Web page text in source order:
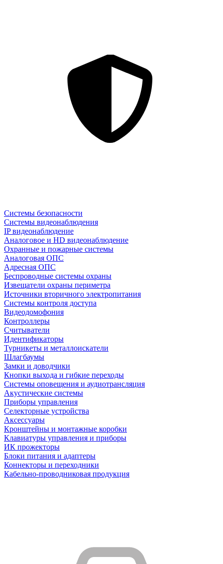
Системы безопасности
Системы видеонаблюдения
IP видеонаблюдение
Аналоговое и HD видеонаблюдение
Охранные и пожарные системы
Аналоговая ОПС
Адресная ОПС
Беспроводные системы охраны
Извещатели охраны периметра
Источники вторичного электропитания
Системы контроля доступа
Видеодомофония
Контроллеры
Считыватели
Идентификаторы
Турникеты и металлоискатели
Шлагбаумы
Замки и доводчики
Кнопки выхода и гибкие переходы
Системы оповещения и аудиотрансляция
Акустические системы
Приборы управления
Селекторные устройства
Аксессуары
Кронштейны и монтажные коробки
Клавиатуры управления и приборы
ИК прожекторы
Блоки питания и адаптеры
Коннекторы и переходники
Кабельно-проводниковая продукция